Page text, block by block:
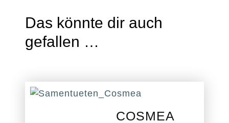
Das könnte dir auch
gefallen …
COSMEA